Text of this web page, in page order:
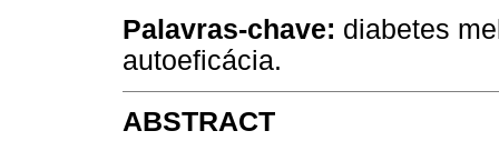
Palavras-chave: diabetes
autoeficácia.
ABSTRACT